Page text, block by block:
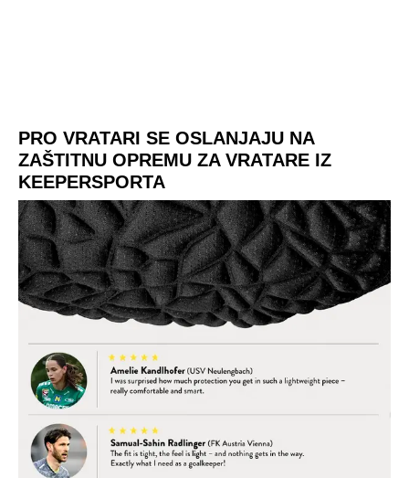
PRO VRATARI SE OSLANJAJU NA
ZAŠTITNU OPREMU ZA VRATARE IZ
KEEPERSPORTA